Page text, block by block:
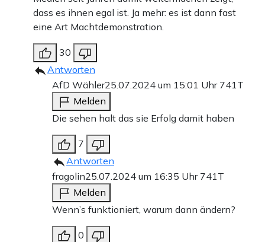
dass es ihnen egal ist. Ja mehr: es ist dann fast
eine Art Machtdemonstration.
30
Antworten
AfD Wähler25.07.2024 um 15:01 Uhr 741T
Melden
Die sehen halt das sie Erfolg damit haben
7
Antworten
fragolin25.07.2024 um 16:35 Uhr 741T
Melden
Wenn’s funktioniert, warum dann ändern?
0